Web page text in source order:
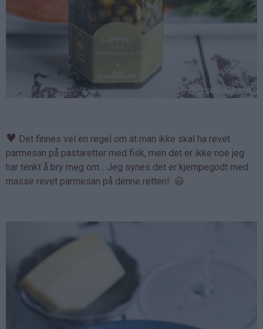
♥ Det finnes vel en regel om at man ikke skal ha revet
parmesan på pastaretter med fisk, men det er ikke noe jeg
har tenkt å bry meg om... Jeg synes det er kjempegodt med
masse revet parmesan på denne retten! 😃